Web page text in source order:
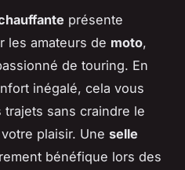
présente
les amateurs de moto,
de touring. En
inégalé, cela vous
sans craindre le
plaisir. Une selle
bénéfique lors des